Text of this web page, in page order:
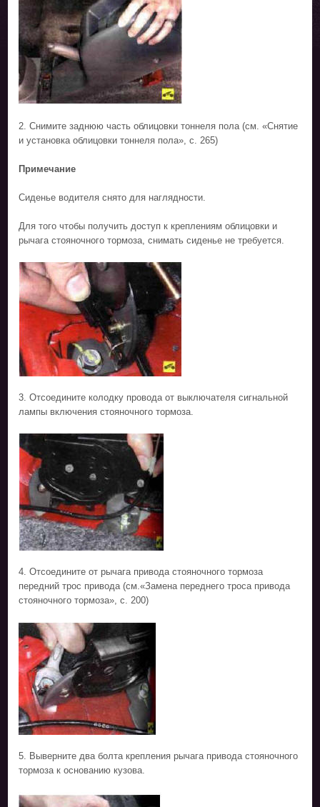
2. Снимите заднюю часть облицовки тоннеля пола (см. «Снятие
и установка облицовки тоннеля пола», с. 265)
Примечание
Сиденье водителя снято для наглядности.
Для того чтобы получить доступ к креплениям облицовки и
рычага стояночного тормоза, снимать сиденье не требуется.
3. Отсоедините колодку провода от выключателя сигнальной
лампы включения стояночного тормоза.
4. Отсоедините от рычага привода стояночного тормоза
передний трос привода (см.«Замена переднего троса привода
стояночного тормоза», с. 200)
5. Выверните два болта крепления рычага привода стояночного
тормоза к основанию кузова.